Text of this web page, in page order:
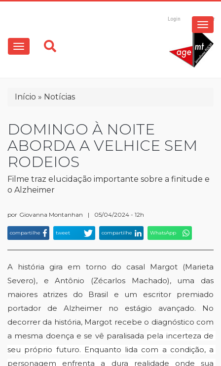
conteúdo
principal
Login Registrar
Main
navigation
Trilha
navegação
Início Notícias
DOMINGO À NOITE
ABORDA A VELHICE SEM
RODEIOS
Filme traz elucidação importante sobre a finitude e
o Alzheimer
por Giovanna Montanhan | 05/04/2024 - 12h
compartilhe tweet compartilhe WhatsApp
A história gira em torno do casal Margot (Marieta
Severo), e Antônio (Zécarlos Machado), uma das
maiores atrizes do Brasil e um escritor premiado
portador de Alzheimer no estágio avançado. No
decorrer da história, Margot recebe o diagnóstico com
a mesma doença e se vê paralisada pela incerteza de
seu próprio futuro. Enquanto lida com a condição, a
personagem enfrenta a dura realidade onde sua